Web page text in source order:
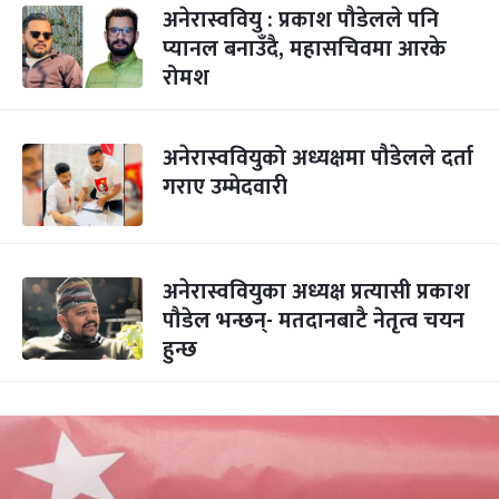
अनेरास्ववियु : प्रकाश पौडेलले पनि
प्यानल बनाउँदै, महासचिवमा आरके
रोमश
अनेरास्ववियुको अध्यक्षमा पौडेलले दर्ता
गराए उम्मेदवारी
अनेरास्ववियुका अध्यक्ष प्रत्यासी प्रकाश
पौडेल भन्छन्- मतदानबाटै नेतृत्व चयन
हुन्छ